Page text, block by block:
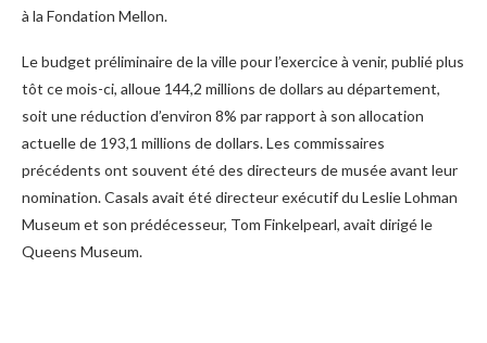
à la Fondation Mellon.
Le budget préliminaire de la ville pour l’exercice à venir, publié plus
tôt ce mois-ci, alloue 144,2 millions de dollars au département,
soit une réduction d’environ 8% par rapport à son allocation
actuelle de 193,1 millions de dollars. Les commissaires
précédents ont souvent été des directeurs de musée avant leur
nomination. Casals avait été directeur exécutif du Leslie Lohman
Museum et son prédécesseur, Tom Finkelpearl, avait dirigé le
Queens Museum.